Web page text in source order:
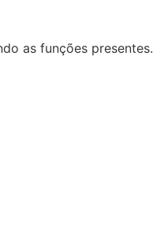
as funções presentes.